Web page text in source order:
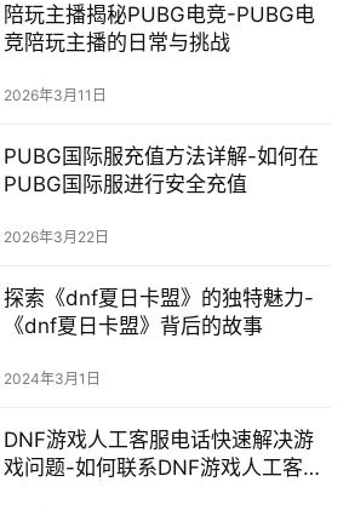
陪玩主播揭秘PUBG电竞-PUBG电
竞陪玩主播的日常与挑战
2026年3月11日
PUBG国际服充值方法详解-如何在
PUBG国际服进行安全充值
2026年3月22日
探索《dnf夏日卡盟》的独特魅力-
《dnf夏日卡盟》背后的故事
2024年3月1日
DNF游戏人工客服电话快速解决游
戏问题-如何联系DNF游戏人工客服